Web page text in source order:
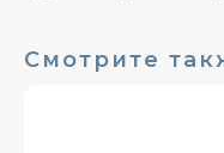
Смотрите